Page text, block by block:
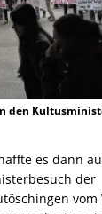
den
es dann
der